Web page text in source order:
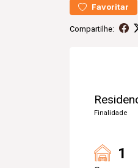
Favoritar
Compartilhe:
Finalidade
1